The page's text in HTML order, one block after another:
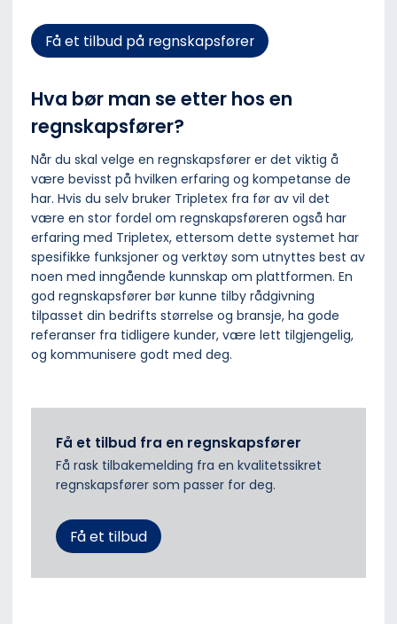
Få et tilbud på regnskapsfører
Hva bør man se etter hos en
regnskapsfører?
Når du skal velge en regnskapsfører er det viktig å
være bevisst på hvilken erfaring og kompetanse de
har. Hvis du selv bruker Tripletex fra før av vil det
være en stor fordel om regnskapsføreren også har
erfaring med Tripletex, ettersom dette systemet har
spesifikke funksjoner og verktøy som utnyttes best av
noen med inngående kunnskap om plattformen. En
god regnskapsfører bør kunne tilby rådgivning
tilpasset din bedrifts størrelse og bransje, ha gode
referanser fra tidligere kunder, være lett tilgjengelig,
og kommunisere godt med deg.
Få et tilbud fra en regnskapsfører
Få rask tilbakemelding fra en kvalitetssikret
regnskapsfører som passer for deg.
Få et tilbud